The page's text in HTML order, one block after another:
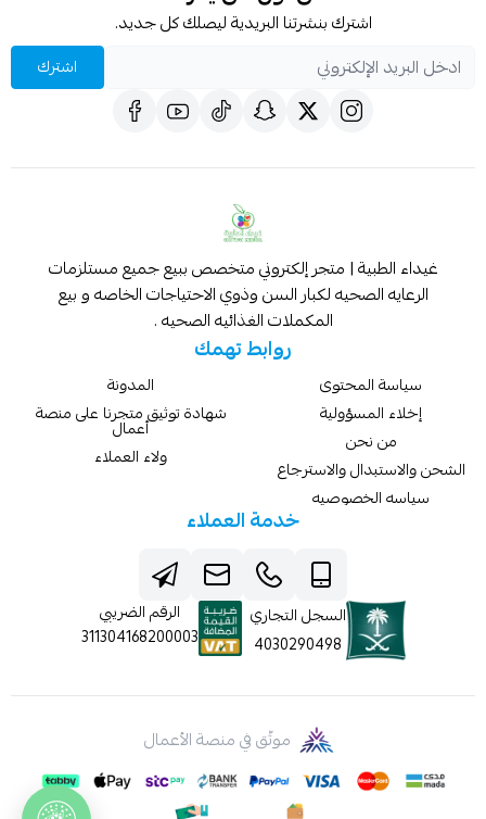
اشترك بنشرتنا البريدية ليصلك كل جديد.
اشترك
غيداء الطبية | متجر إلكتروني متخصص ببيع جميع مستلزمات
الرعايه الصحيه لكبار السن وذوي الاحتياجات الخاصه و بيع
المكملات الغذائيه الصحيه .
روابط تهمك
سياسة المحتوى
إخلاء المسؤولية
من نحن
الشحن والاستبدال والاسترجاع
سياسه الخصوصيه
المدونة
شهادة توثيق متجرنا على منصة
أعمال
ولاء العملاء
خدمة العملاء
السجل التجاري
4030290498
الرقم الضريبي
311304168200003
موثّق في منصة الأعمال